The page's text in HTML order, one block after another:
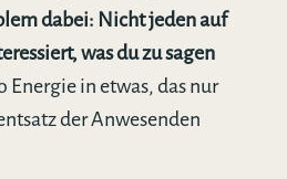
dabei: Nicht jeden auf
was du zu sagen
Energie in etwas, das nur
der Anwesenden